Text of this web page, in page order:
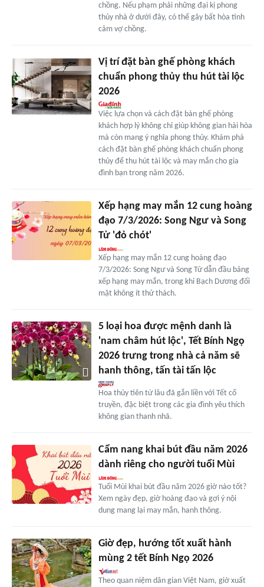
chồng. Nếu phạm phải những đại kị phong
thủy nhà ở dưới đây, có thể gây bất hòa tình
cảm vợ chồng.
Vị trí đặt bàn ghế phòng khách
chuẩn phong thủy thu hút tài lộc
2026
Việc lựa chọn và cách đặt bàn ghế phòng
khách hợp lý không chỉ giúp không gian hài hòa
mà còn mang ý nghĩa phong thủy. Khám phá
cách đặt bàn ghế phòng khách chuẩn phong
thủy để thu hút tài lộc và may mắn cho gia
đình bạn trong năm 2026.
Xếp hạng may mắn 12 cung hoàng
đạo 7/3/2026: Song Ngư và Song
Tử 'đỏ chót'
Xếp hạng may mắn 12 cung hoàng đạo
7/3/2026: Song Ngư và Song Tử dẫn đầu bảng
xếp hạng may mắn, trong khi Bạch Dương đối
mặt không ít thử thách.
5 loại hoa được mệnh danh là
'nam châm hút lộc', Tết Bính Ngọ
2026 trưng trong nhà cả năm sẽ
hanh thông, tấn tài tấn lộc
Hoa thủy tiên từ lâu đã gắn liền với Tết cổ
truyền, đặc biệt trong các gia đình yêu thích
không gian thanh nhã.
Cẩm nang khai bút đầu năm 2026
dành riêng cho người tuổi Mùi
Tuổi Mùi khai bút đầu năm 2026 giờ nào tốt?
Xem ngày đẹp, giờ hoàng đạo và gợi ý nội
dung mang lại may mắn, hanh thông.
Giờ đẹp, hướng tốt xuất hành
mùng 2 tết Bính Ngọ 2026
Theo quan niệm dân gian Việt Nam, giờ xuất